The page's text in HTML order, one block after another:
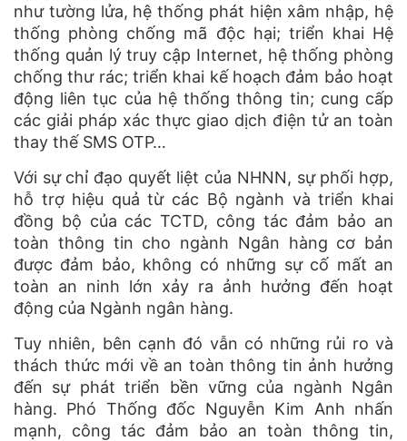
như tường lửa, hệ thống phát hiện xâm nhập, hệ
thống phòng chống mã độc hại; triển khai Hệ
thống quản lý truy cập Internet, hệ thống phòng
chống thư rác; triển khai kế hoạch đảm bảo hoạt
động liên tục của hệ thống thông tin; cung cấp
các giải pháp xác thực giao dịch điện tử an toàn
thay thế SMS OTP…
Với sự chỉ đạo quyết liệt của NHNN, sự phối hợp,
hỗ trợ hiệu quả từ các Bộ ngành và triển khai
đồng bộ của các TCTD, công tác đảm bảo an
toàn thông tin cho ngành Ngân hàng cơ bản
được đảm bảo, không có những sự cố mất an
toàn an ninh lớn xảy ra ảnh hưởng đến hoạt
động của Ngành ngân hàng.
Tuy nhiên, bên cạnh đó vẫn có những rủi ro và
thách thức mới về an toàn thông tin ảnh hưởng
đến sự phát triển bền vững của ngành Ngân
hàng. Phó Thống đốc Nguyễn Kim Anh nhấn
mạnh, công tác đảm bảo an toàn thông tin,